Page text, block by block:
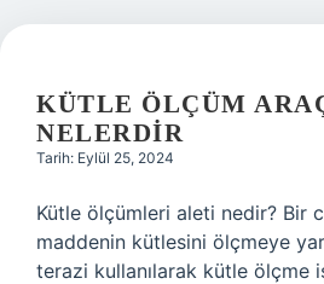
Hakkımızda
KÜTLE ÖLÇÜM
NELERDIR
Tarih: Eylül 25, 2024
Kütle ölçümleri aleti nedir? Bir
maddenin kütlesini ölçmeye
terazi kullanılarak kütle ölçme